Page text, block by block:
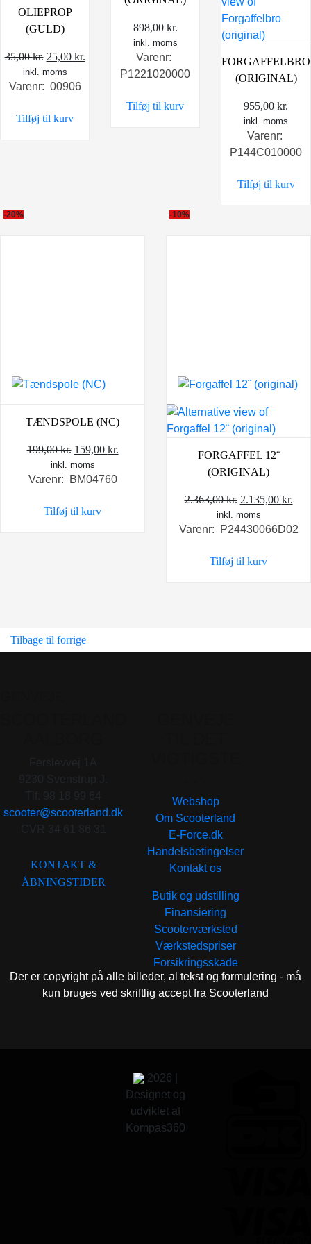
OLIEPROP
(GULD)
35,00kr. Den
oprindelige
pris
35,00 kr..
25,00 kr.
aktuelle
inkl. moms
Varenr: 00906
Tilføj til kurv
898,00 kr.
inkl. moms
Varenr:
P1221020000
Tilføj til kurv
FORGAFFELBRO
(ORIGINAL)
955,00 kr.
inkl. moms
Varenr:
P144C010000
Tilføj til kurv
-20%
TÆNDSPOLE (NC)
199,00kr. Den
oprindelige
pris
199,00 kr..
159,00 kr.
inkl. moms
Varenr: BM04760
Tilføj til kurv
-10%
FORGAFFEL 12¨
(ORIGINAL)
2.363,00kr. Den
oprindelige
pris
2.363,00 kr..
2.135,00 kr.
pris
inkl. moms
Varenr: P24430066D02
Tilføj til kurv
Tilbage til forrige
scooter@scooterland.dk
KONTAKT &
ÅBNINGSTIDER
Webshop
Om Scooterland
E-Force.dk
Handelsbetingelser
Kontakt os
Butik og udstilling
Finansiering
Scooterværksted
Værkstedspriser
Forsikringsskade
Der er copyright på alle billeder, al tekst og formulering - må
kun bruges ved skriftlig accept fra Scooterland
2026 |
Designet og
udviklet af
Kompas360